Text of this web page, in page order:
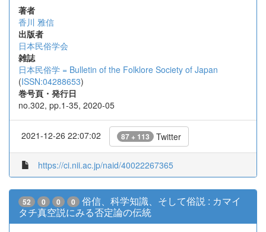
著者
香川 雅信
出版者
日本民俗学会
雑誌
日本民俗学 = Bulletin of the Folklore Society of Japan
(ISSN:04288653)
巻号頁・発行日
no.302, pp.1-35, 2020-05
2021-12-26 22:07:02 87 + 113 Twitter
https://ci.nii.ac.jp/naid/40022267365
52 0 0 0
俗信、科学知識、そして俗説 : カマイ
タチ真空説にみる否定論の伝統